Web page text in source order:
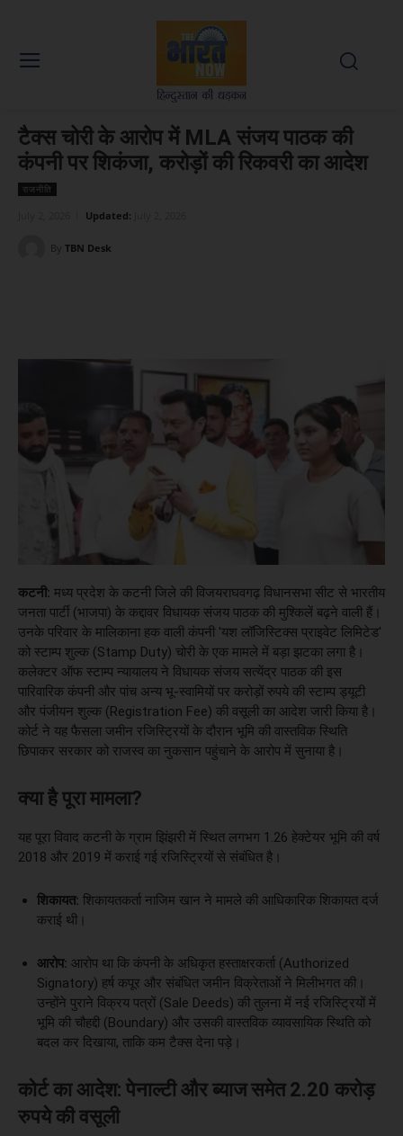
टैक्स चोरी के आरोप में MLA संजय पाठक की
कंपनी पर शिकंजा, करोड़ों की रिकवरी का आदेश
राजनीति
Updated:
By TBN Desk
कटनी: मध्य प्रदेश के कटनी जिले की विजयराघवगढ़ विधानसभा सीट से भारतीय
जनता पार्टी (भाजपा) के कद्दावर विधायक संजय पाठक की मुश्किलें बढ़ने वाली हैं।
उनके परिवार के मालिकाना हक वाली कंपनी 'यश लॉजिस्टिक्स प्राइवेट लिमिटेड'
को स्टाम्प शुल्क (Stamp Duty) चोरी के एक मामले में बड़ा झटका लगा है।
कलेक्टर ऑफ स्टाम्प न्यायालय ने विधायक संजय सत्येंद्र पाठक की इस
पारिवारिक कंपनी और पांच अन्य भू-स्वामियों पर करोड़ों रुपये की स्टाम्प ड्यूटी
और पंजीयन शुल्क (Registration Fee) की वसूली का आदेश जारी किया है।
कोर्ट ने यह फैसला जमीन रजिस्ट्रियों के दौरान भूमि की वास्तविक स्थिति
छिपाकर सरकार को राजस्व का नुकसान पहुंचाने के आरोप में सुनाया है।
क्या है पूरा मामला?
यह पूरा विवाद कटनी के ग्राम झिंझरी में स्थित लगभग 1.26 हेक्टेयर भूमि की वर्ष
2018 और 2019 में कराई गई रजिस्ट्रियों से संबंधित है।
शिकायत: शिकायतकर्ता नाजिम खान ने मामले की आधिकारिक शिकायत दर्ज
कराई थी।
आरोप: आरोप था कि कंपनी के अधिकृत हस्ताक्षरकर्ता (Authorized
Signatory) हर्ष कपूर और संबंधित जमीन विक्रेताओं ने मिलीभगत की।
उन्होंने पुराने विक्रय पत्रों (Sale Deeds) की तुलना में नई रजिस्ट्रियों में
भूमि की चौहद्दी (Boundary) और उसकी वास्तविक व्यावसायिक स्थिति को
बदल कर दिखाया, ताकि कम टैक्स देना पड़े।
कोर्ट का आदेश: पेनाल्टी और ब्याज समेत 2.20 करोड़
रुपये की वसूली